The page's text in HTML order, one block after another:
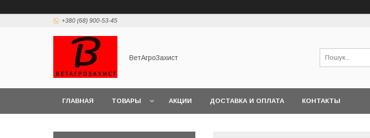
+380 (68) 900-53-45
ВетАгроЗахист
ГЛАВНАЯ ТОВАРЫ АКЦИИ ДОСТАВКА И ОПЛАТА КОНТАКТЫ